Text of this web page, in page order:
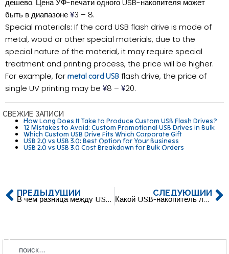
дешево. Цена УФ-печати одного USB-накопителя может
быть в диапазоне ¥3 – 8.
Special materials: If the card USB flash drive is made of
metal, wood or other special materials, due to the
special nature of the material, it may require special
treatment and printing process, the price will be higher.
For example, for metal card USB flash drive, the price of
single UV printing may be ¥8 – ¥20.
СВЕЖИЕ ЗАПИСИ
How Long Does It Take to Produce Custom USB Flash Drives?
12 Mistakes to Avoid: Custom Promotional USB Drives in Bulk
Which Custom USB Drive Fits Which Corporate Gift
USB 2.0 vs USB 3.0: Best Option for Your Business
USB 2.0 vs USB 3.0 Cost Breakdown for Bulk Orders
ПРЕДЫДУЩИЙ В чем разница между USB 2.0 и USB 3.0 и какой из них мне больше подходит? СЛЕДУЮЩИЙ
Какой USB-накопитель лучше использовать с принтером?